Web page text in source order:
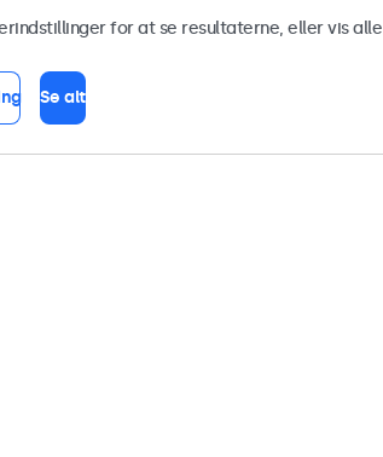
for at se resultaterne, eller vis alle
Se alt